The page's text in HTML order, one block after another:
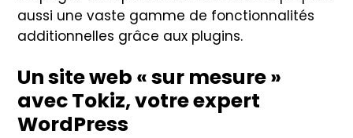
aussi une vaste gamme de fonctionnalités
additionnelles grâce aux plugins.
Unsite web « sur mesure »
avec Tokiz, votre expert
WordPress